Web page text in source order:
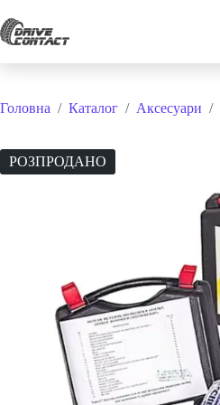
до
вмісту
Головна / Каталог / Аксесуари /
РОЗПРОДАНО